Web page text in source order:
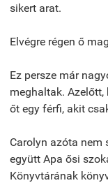
sikert arat.
Elvégre régen ő
Ez persze már
meghaltak.
őt egy férfi, akit
Carolyn azóta nem
együtt Apa ősi
Könyvtárának